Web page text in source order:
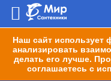
Наш сайт использует
анализировать
делать его лучше.
соглашаетесь с